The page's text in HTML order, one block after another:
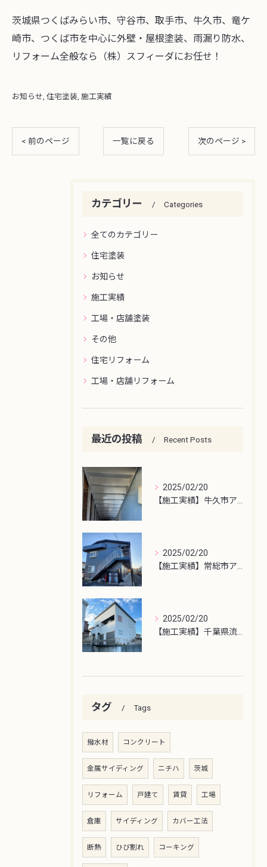
茨城県つくばみらい市、守谷市、取手市、牛久市、竜ケ
崎市、つくば市を中心に外壁・屋根塗装、雨漏り防水、
リフォーム全般なら（株）スフィーダにお任せ！
お知らせ 住宅塗装 施工実績
< 前のページ 一覧に戻る 次のページ >
カテゴリー Categories
全てのカテゴリー
住宅塗装
お知らせ
施工実績
工場・店舗塗装
その他
住宅リフォーム
工場・店舗リフォーム
最近の投稿 Recent Posts
2025/02/20
2025/02/20
2025/02/20
タグ Tags
撥水材 コンクリート
金属サイディング ニチハ 茨城
リフォーム 戸建て 賃貸 工場
倉庫 サイディング カバー工法
断熱 ひび割れ コーキング